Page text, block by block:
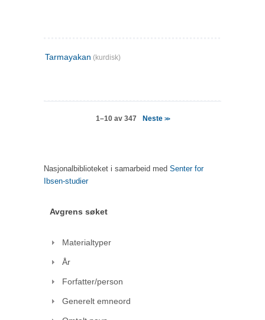
Tarmayakan (kurdisk)
1–10 av 347 Neste >>
Nasjonalbiblioteket i samarbeid med Senter for
Ibsen-studier
Avgrens søket
Materialtyper
År
Forfatter/person
Generelt emneord